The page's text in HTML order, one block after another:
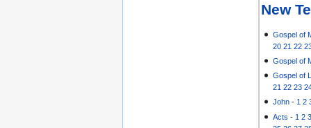
New
Gospel of
20 21 22
Gospel of
Gospel of
21 22 23
John - 1 2
Acts - 1 2